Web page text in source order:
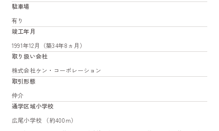
駐車場
有り
竣工年月
1991年12月（築34年8ヵ月）
取り扱い会社
株式会社ケン・コーポレーション
取引形態
仲介
通学区域小学校
広尾小学校 （約400m）